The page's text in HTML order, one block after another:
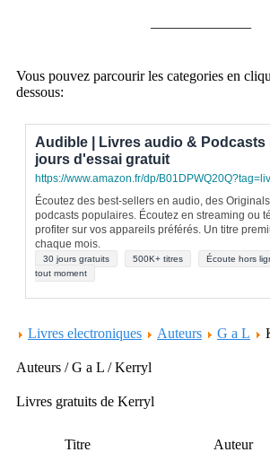
Vous pouvez parcourir les categories en
dessous:
Audible | Livres audio & Podcasts
jours d'essai gratuit
https://www.amazon.fr/dp/
Écoutez des best-sellers en audio, des
podcasts populaires. Écoutez en streaming ou
profiter sur vos appareils préférés. Un titre
chaque mois.
30 jours gratuits 500K+ titres Écoute hors
tout moment
Livres electroniques Auteurs G a L
Auteurs / G a L / Kerryl
Livres gratuits de Kerryl
Titre Auteur